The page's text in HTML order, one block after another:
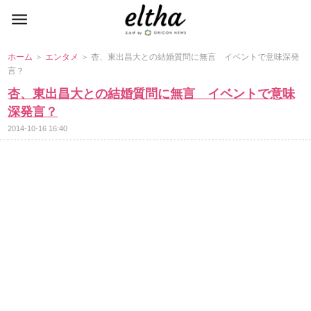
ホーム ＞ エンタメ ＞ 杏、東出昌大との結婚質問に無言 イベントで意味深発
言？
杏、東出昌大との結婚質問に無言 イベントで意味
深発言？
2014-10-16 16:40